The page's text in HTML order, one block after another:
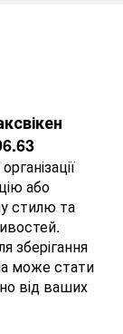
або
стилю та
зберігання
може стати
від ваших